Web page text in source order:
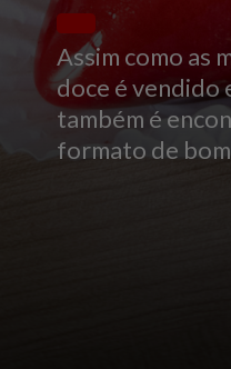
Assim como as
doce é vendido
também é
formato de